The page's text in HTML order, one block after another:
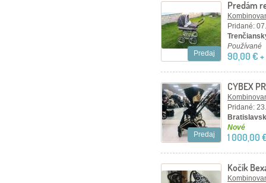
Predaj
Predám
Pridané:
Používané
90,00 € +
Predaj
CYBEX
WINGS 3
Pridané:
Nové
1 000,00
Kočík